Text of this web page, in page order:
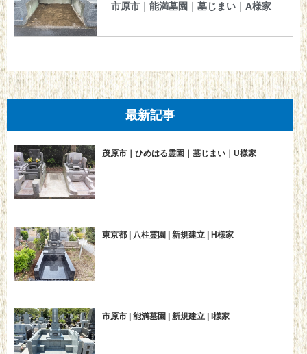
市原市｜能満墓園｜墓じまい｜A様家
最新記事
茂原市｜ひめはる霊園｜墓じまい｜U様家
東京都 | 八柱霊園 | 新規建立 | H様家
市原市 | 能満墓園 | 新規建立 | I様家